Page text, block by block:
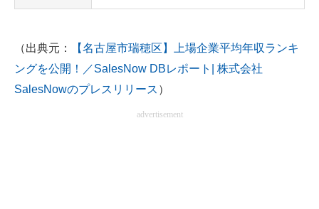
（出典元：
【名古屋市瑞穂区】上場企業平均年収ランキ
ングを公開！／SalesNow DBレポート| 株式会社
SalesNowのプレスリリース ）
advertisement